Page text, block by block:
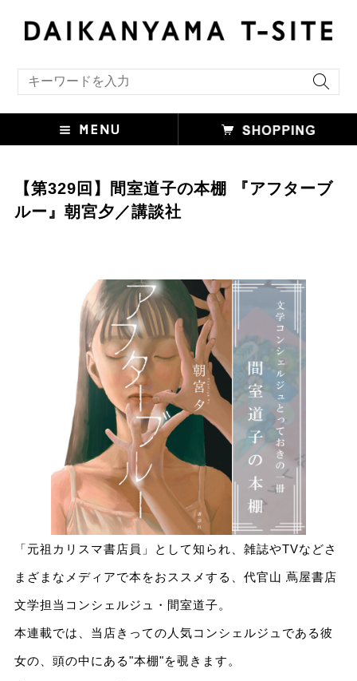
【第329回】間室道子の本棚 『アフターブ
ルー』朝宮夕／講談社
「元祖カリスマ書店員」として知られ、雑誌やTVなどさ
まざまなメディアで本をおススメする、代官山 蔦屋書店
文学担当コンシェルジュ・間室道子。
本連載では、当店きっての人気コンシェルジュである彼
女の、頭の中にある"本棚"を覗きます。